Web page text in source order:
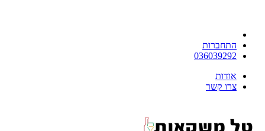
התחברות
036039292
אודות
צרו קשר